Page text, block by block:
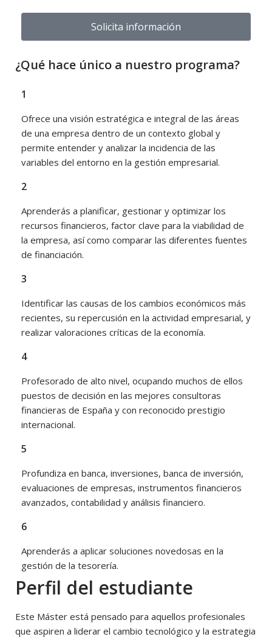
Solicita información
¿Qué hace único a nuestro programa?
1
Ofrece una visión estratégica e integral de las áreas
de una empresa dentro de un contexto global y
permite entender y analizar la incidencia de las
variables del entorno en la gestión empresarial.
2
Aprenderás a planificar, gestionar y optimizar los
recursos financieros, factor clave para la viabilidad de
la empresa, así como comparar las diferentes fuentes
de financiación.
3
Identificar las causas de los cambios económicos más
recientes, su repercusión en la actividad empresarial, y
realizar valoraciones críticas de la economía.
4
Profesorado de alto nivel, ocupando muchos de ellos
puestos de decisión en las mejores consultoras
financieras de España y con reconocido prestigio
internacional.
5
Profundiza en banca, inversiones, banca de inversión,
evaluaciones de empresas, instrumentos financieros
avanzados, contabilidad y análisis financiero.
6
Aprenderás a aplicar soluciones novedosas en la
gestión de la tesorería.
Perfil del estudiante
Este Máster está pensado para aquellos profesionales
que aspiren a liderar el cambio tecnológico y la estrategia